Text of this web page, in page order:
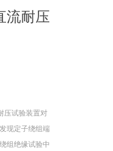
流耐压
压试验装置对
现定子绕组端
组绝缘试验中